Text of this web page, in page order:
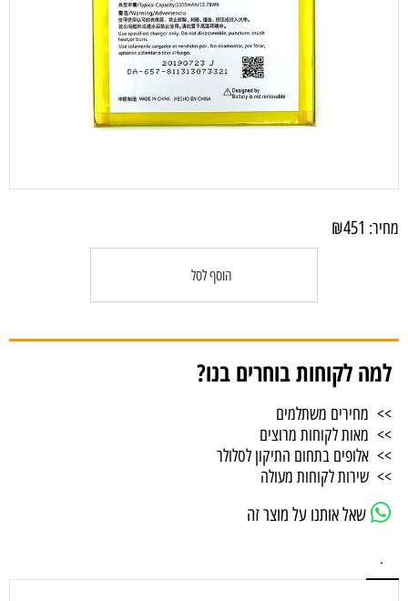
מחיר: ₪451
הוסף לסל
למה לקוחות בוחרים בנו?
>> מחירים משתלמים
>> מאות לקוחות מרוצים
>> אלופים בתחום התיקון לסלולר
>> שירות לקוחות מעולה
שאל אותנו על מוצר זה
.